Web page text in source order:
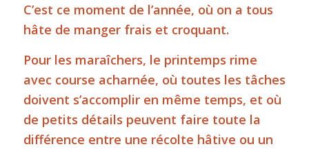
C’est ce moment de l’année, où on a tous
hâte de manger frais et croquant.
Pour les maraîchers, le printemps rime
avec course acharnée, où toutes les tâches
doivent s’accomplir en même temps, et où
de petits détails peuvent faire toute la
différence entre une récolte hâtive ou un